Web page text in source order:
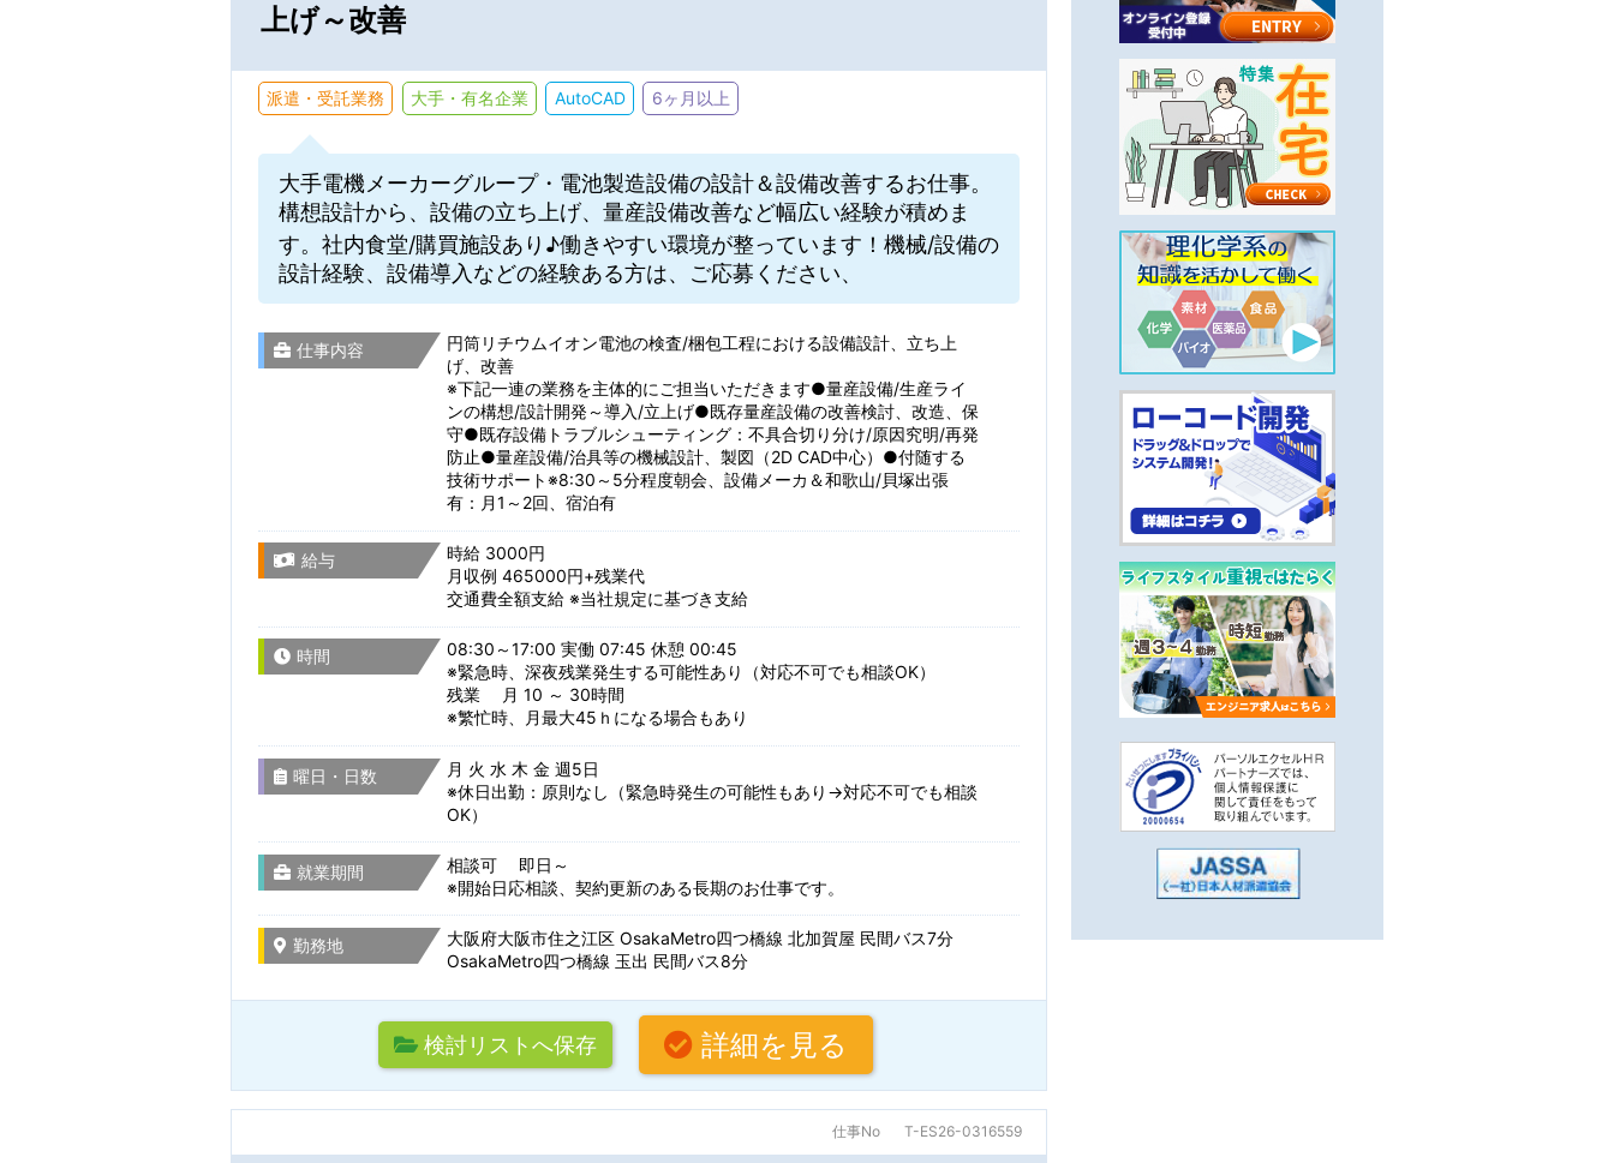
通勤時間・駅・路線から探す
通勤時間から検索
駅名から検索
条件を追加する
通勤時間・駅・路線から探す
駅名から検索/駅名
JR 私鉄・その他
職種を選ぶ
組込み・制御系ソフトウェア開発 設計開発・試作・実験（電気・電子系）
設計開発・試作・実験（機械系） 生産技術・製造技術・品質管理
CADオペレーター
その他 ものづくり関連 システム開発（Web・オープン系，汎用系）
サーバー・ネットワーク設計構築 システム・インフラ運用保守
テクニカルサポート・ヘルプデスク その他 IT関連
その他 クリエイティブ関連
こだわりの条件を選ぶ
仕事・勤務先の特徴 在宅勤務 パナソニックグループ
大手・有名企業
語学力を活かせる
50代・60代活躍中
車通勤可
主要技術で探す
AutoCAD
Creo(ProE) SolidWorks
検索条件を更新する
検索条件のタイトルを編集できます。
新着お仕事メール： 受け取る 受け取らない
※保存した条件に合致した新着求人を毎週月曜日にメールでお知らせします
上げ～改善
派遣・受託業務 大手・有名企業 AutoCAD 6ヶ月以上
大手電機メーカーグループ・電池製造設備の設計＆設備改善するお仕事。
構想設計から、設備の立ち上げ、量産設備改善など幅広い経験が積めま
す。社内食堂/購買施設あり♪働きやすい環境が整っています！機械/設備の
設計経験、設備導入などの経験ある方は、ご応募ください、
仕事内容
円筒リチウムイオン電池の検査/梱包工程における設備設計、立ち上
げ、改善
※下記一連の業務を主体的にご担当いただきます●量産設備/生産ライ
ンの構想/設計開発～導入/立上げ●既存量産設備の改善検討、改造、保
守●既存設備トラブルシューティング：不具合切り分け/原因究明/再発
防止●量産設備/治具等の機械設計、製図（2D CAD中心）●付随する
技術サポート※8:30～5分程度朝会、設備メーカ＆和歌山/貝塚出張
有：月1～2回、宿泊有
給与
時給 3000円
月収例 465000円+残業代
交通費全額支給 ※当社規定に基づき支給
時間
08:30～17:00 実働 07:45 休憩 00:45
※緊急時、深夜残業発生する可能性あり（対応不可でも相談OK）
残業 月 10 ～ 30時間
※繁忙時、月最大45ｈになる場合もあり
曜日・日数
月 火 水 木 金 週5日
※休日出勤：原則なし（緊急時発生の可能性もあり→対応不可でも相談
OK）
就業期間
相談可 即日～
※開始日応相談、契約更新のある長期のお仕事です。
勤務地
大阪府大阪市住之江区 OsakaMetro四つ橋線 北加賀屋 民間バス7分
OsakaMetro四つ橋線 玉出 民間バス8分
検討リストへ保存 詳細を見る
仕事No T-ES26-0316559